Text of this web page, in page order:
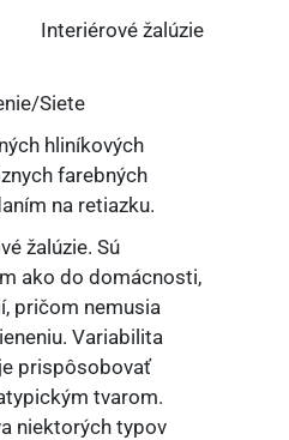
Interiérové žalúzie
Siete
hliníkových
farebných
na retiazku.
žalúzie. Sú
ako do domácnosti,
pričom nemusia
Variabilita
prispôsobovať
tvarom.
niektorých typov